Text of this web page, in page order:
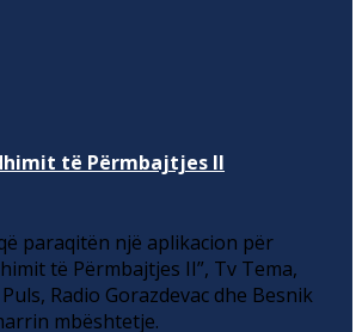
të Përmbajtjes II
paraqitën një aplikacion për
të Përmbajtjes II”, Tv Tema,
Radio Gorazdevac dhe Besnik
mbështetje.